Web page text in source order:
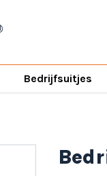
Bedrijfsuitjes